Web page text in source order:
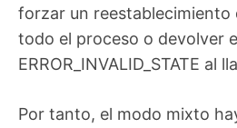
forzar un reestablecimiento
todo el proceso o devolver
ERROR_INVALID_STATE al
Por tanto, el modo mixto